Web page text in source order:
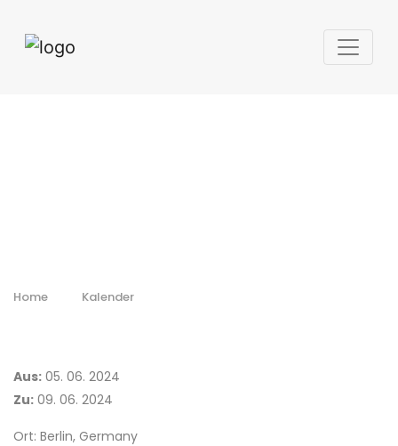
Home Kalender
Aus: 05. 06. 2024
Zu: 09. 06. 2024
Ort: Berlin, Germany